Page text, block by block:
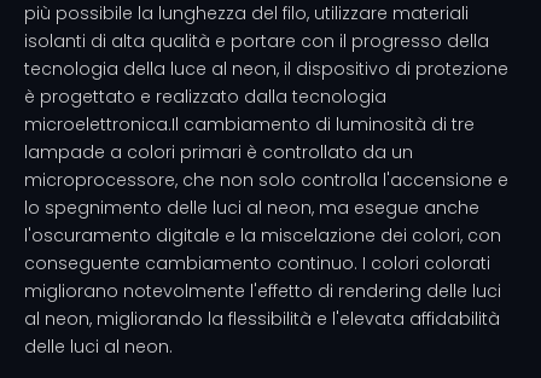
più possibile la lunghezza del filo, utilizzare materiali
isolanti di alta qualità e portare con il progresso della
tecnologia della luce al neon, il dispositivo di protezione
è progettato e realizzato dalla tecnologia
microelettronica.Il cambiamento di luminosità di tre
lampade a colori primari è controllato da un
microprocessore, che non solo controlla l'accensione e
lo spegnimento delle luci al neon, ma esegue anche
l'oscuramento digitale e la miscelazione dei colori, con
conseguente cambiamento continuo. I colori colorati
migliorano notevolmente l'effetto di rendering delle luci
al neon, migliorando la flessibilità e l'elevata affidabilità
delle luci al neon.